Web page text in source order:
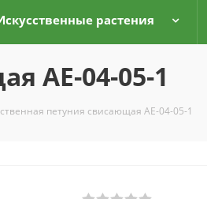
растения
АЕ-04-05-1
петуния свисающая АЕ-04-05-1